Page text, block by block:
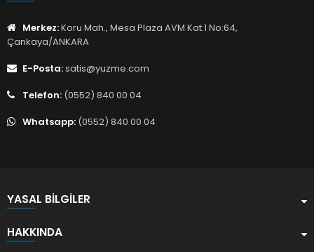
Merkez:Koru Mah., Mesa Plaza AVM Kat:1 No:64,
Çankaya/ANKARA
E-Posta:satis@yuzme.com
Telefon: (0552) 840 00 04
Whatsapp: (0552) 840 00 04
YASAL BILGILER
HAKKINDA